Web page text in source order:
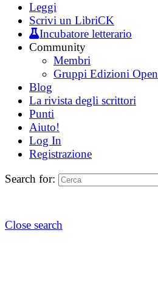
Leggi
Scrivi un LibriCK
Incubatore letterario
Community
Membri
Gruppi Edizioni Open
Blog
La rivista degli scrittori
Punti
Aiuto!
Log In
Registrazione
Search for:
Close search